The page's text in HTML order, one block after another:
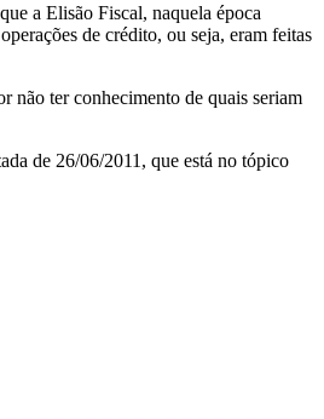
a Elisão Fiscal, naquela época
de crédito, ou seja, eram feitas
não ter conhecimento de quais seriam
de 26/06/2011, que está no tópico